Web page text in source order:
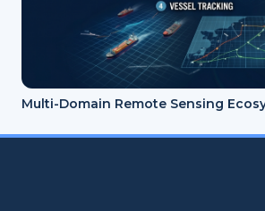
Multi-Domain Remote Sensing